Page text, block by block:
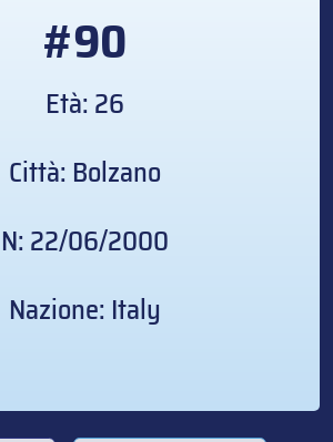
#90
Età: 26
Città: Bolzano
N: 22/06/2000
Nazione: Italy